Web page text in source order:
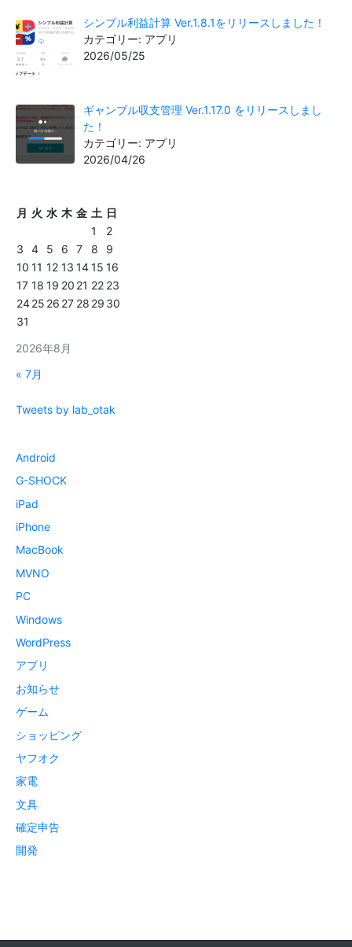
シンプル利益計算 Ver.1.8.1をリリースしました！
カテゴリー: アプリ
2026/05/25
ギャンブル収支管理 Ver.1.17.0 をリリースしまし
た！
カテゴリー: アプリ
2026/04/26
2026年8月
月 火 水 木 金 土 日
1
2
3
4 5 6 7 8
9
10 11 12 13 1415 16
17 18 19 20 21 22 23
2425 26 27 28 29 30
31
« 7月
Tweets by lab_otak
Android
G-SHOCK
iPad
iPhone
MacBook
MVNO
PC
Windows
WordPress
アプリ
お知らせ
ゲーム
ショッピング
ヤフオク
家電
文具
確定申告
開発